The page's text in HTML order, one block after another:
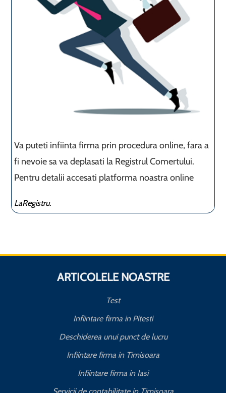
Va puteti infiinta firma prin procedura online, fara a
fi nevoie sa va deplasati la Registrul Comertului.
Pentru detalii accesati platforma noastra online
LaRegistru.
ARTICOLELE NOASTRE
Test
Infiintare firma in Pitesti
Deschiderea unui punct de lucru
Infiintare firma in Timisoara
Infiintare firma in Iasi